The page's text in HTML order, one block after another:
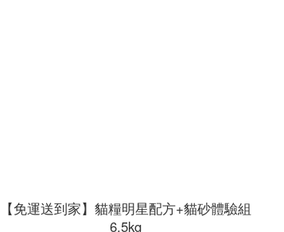
【免運送到家】貓糧明星配方+貓砂體驗組
6.5kg